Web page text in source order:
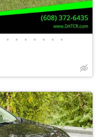
• • • • • • •